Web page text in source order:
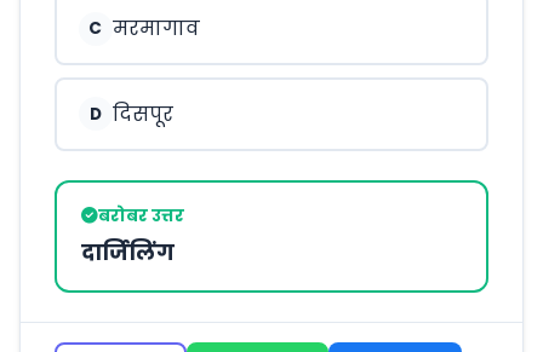
C मरमागाव
D दिसपूर
बरोबर उत्तर
दार्जिलिंग